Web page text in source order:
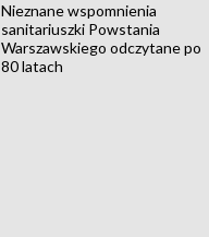
Nieznane wspomnienia
sanitariuszki Powstania
Warszawskiego odczytane po
80 latach